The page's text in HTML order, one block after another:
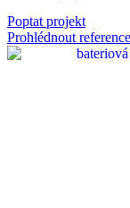
Poptat projekt
Prohlédnout reference